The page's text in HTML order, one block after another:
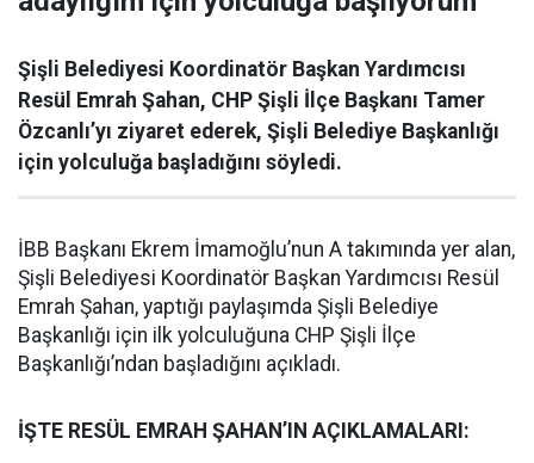
Şişli Belediyesi Koordinatör Başkan Yardımcısı
Resül Emrah Şahan, CHP Şişli İlçe Başkanı Tamer
Özcanlı’yı ziyaret ederek, Şişli Belediye Başkanlığı
için yolculuğa başladığını söyledi.
İBB Başkanı Ekrem İmamoğlu’nun A takımında yer alan,
Şişli Belediyesi Koordinatör Başkan Yardımcısı Resül
Emrah Şahan, yaptığı paylaşımda Şişli Belediye
Başkanlığı için ilk yolculuğuna CHP Şişli İlçe
Başkanlığı’ndan başladığını açıkladı.
İŞTE RESÜL EMRAH ŞAHAN’IN AÇIKLAMALARI: